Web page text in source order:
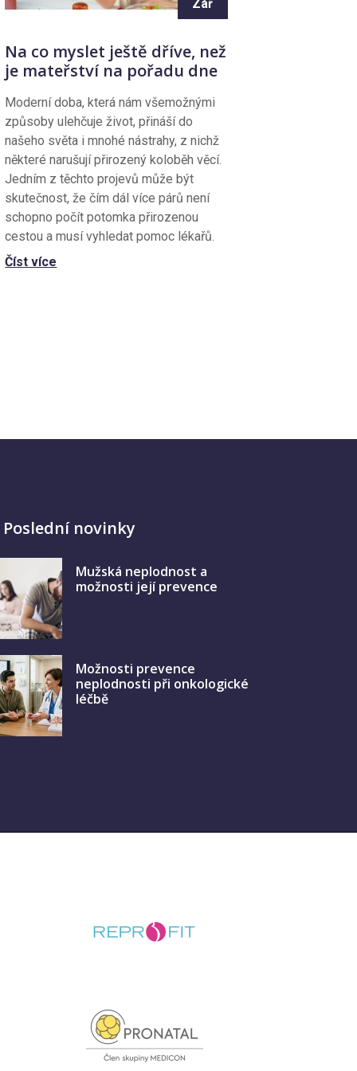
Zář
Na co myslet ještě dříve, než
je mateřství na pořadu dne
Moderní doba, která nám všemožnými
způsoby ulehčuje život, přináší do
našeho světa i mnohé nástrahy, z nichž
některé narušují přirozený koloběh věcí.
Jedním z těchto projevů může být
skutečnost, že čím dál více párů není
schopno počít potomka přirozenou
cestou a musí vyhledat pomoc lékařů.
Číst více
novinky
Mužská neplodnost a
možnosti její prevence
Možnosti prevence
neplodnosti při onkologické
léčbě